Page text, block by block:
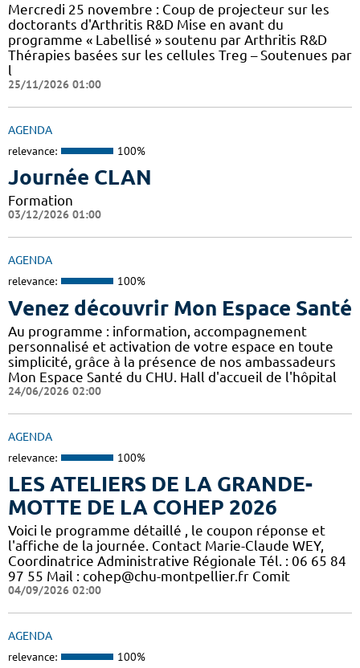
Mercredi 25 novembre : Coup de projecteur sur les
doctorants d'Arthritis R&D Mise en avant du
programme « Labellisé » soutenu par Arthritis R&D
Thérapies basées sur les cellules Treg – Soutenues par
l
25/11/2026 01:00
AGENDA
relevance: 100%
Journée CLAN
Formation
03/12/2026 01:00
AGENDA
relevance: 100%
Venez découvrir Mon Espace Santé
Au programme : information, accompagnement
personnalisé et activation de votre espace en toute
simplicité, grâce à la présence de nos ambassadeurs
Mon Espace Santé du CHU. Hall d'accueil de l'hôpital
24/06/2026 02:00
AGENDA
relevance: 100%
LES ATELIERS DE LA GRANDE-
MOTTE DE LA COHEP 2026
Voici le programme détaillé , le coupon réponse et
l'affiche de la journée. Contact Marie-Claude WEY,
Coordinatrice Administrative Régionale Tél. : 06 65 84
97 55 Mail : cohep@chu-montpellier.fr Comit
04/09/2026 02:00
AGENDA
relevance: 100%